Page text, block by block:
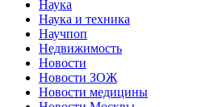
Наука
Наука и техника
Научпоп
Недвижимость
Новости
Новости ЗОЖ
Новости медицины